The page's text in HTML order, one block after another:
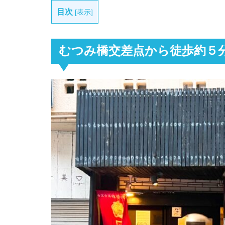
目次 [表示]
むつみ橋交差点から徒歩約５